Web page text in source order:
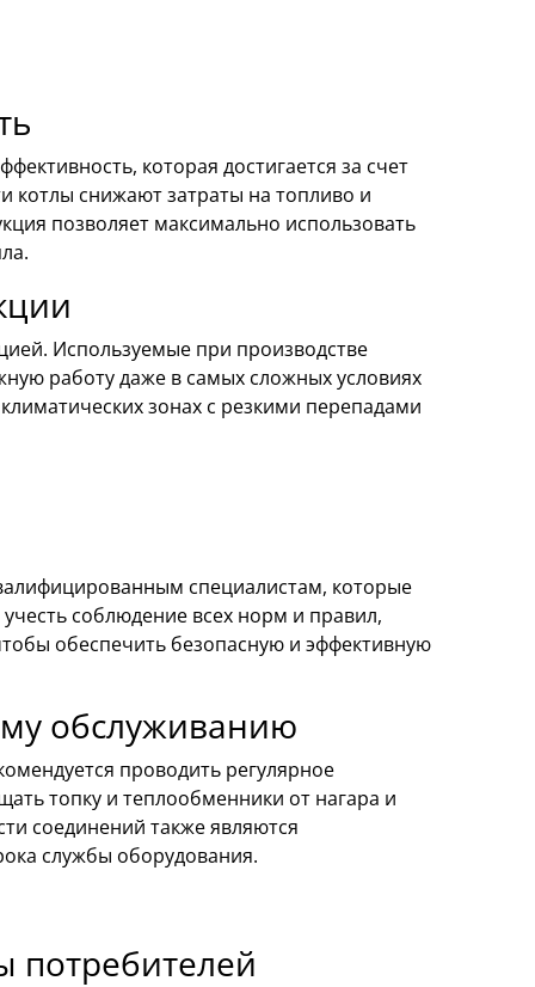
которая достигается за счет
котлы снижают затраты на топливо и
позволяет максимально использовать
Используемые при производстве
работу даже в самых сложных условиях
зонах с резкими перепадами
специалистам, которые
соблюдение всех норм и правил,
обеспечить безопасную и эффективную
обслуживанию
проводить регулярное
топку и теплообменники от нагара и
соединений также являются
службы оборудования.
потребителей